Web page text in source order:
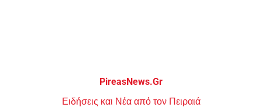
PireasNews.Gr
Ειδήσεις και Νέα από τον Πειραιά